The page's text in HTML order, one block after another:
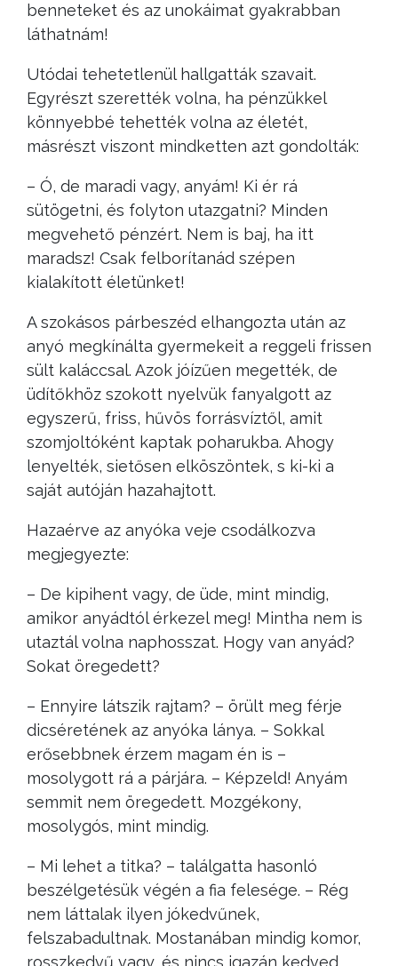
benneteket és az unokáimat gyakrabban
láthatnám!
Utódai tehetetlenül hallgatták szavait.
Egyrészt szerették volna, ha pénzükkel
könnyebbé tehették volna az életét,
másrészt viszont mindketten azt gondolták:
– Ó, de maradi vagy, anyám! Ki ér rá
sütögetni, és folyton utazgatni? Minden
megvehető pénzért. Nem is baj, ha itt
maradsz! Csak felborítanád szépen
kialakított életünket!
A szokásos párbeszéd elhangozta után az
anyó megkínálta gyermekeit a reggeli frissen
sült kaláccsal. Azok jóízűen megették, de
üdítőkhöz szokott nyelvük fanyalgott az
egyszerű, friss, hűvös forrásvíztől, amit
szomjoltóként kaptak poharukba. Ahogy
lenyelték, sietősen elköszöntek, s ki-ki a
saját autóján hazahajtott.
Hazaérve az anyóka veje csodálkozva
megjegyezte:
– De kipihent vagy, de üde, mint mindig,
amikor anyádtól érkezel meg! Mintha nem is
utaztál volna naphosszat. Hogy van anyád?
Sokat öregedett?
– Ennyire látszik rajtam? – örült meg férje
dicséretének az anyóka lánya. – Sokkal
erősebbnek érzem magam én is –
mosolygott rá a párjára. – Képzeld! Anyám
semmit nem öregedett. Mozgékony,
mosolygós, mint mindig.
– Mi lehet a titka? – találgatta hasonló
beszélgetésük végén a fia felesége. – Rég
nem láttalak ilyen jókedvűnek,
felszabadultnak. Mostanában mindig komor,
rosszkedvű vagy, és nincs igazán kedved